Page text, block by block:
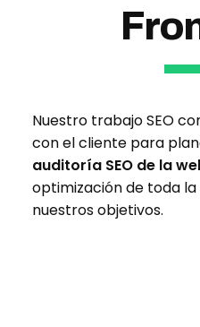
Nuestro trabajo SEO
con el cliente para
auditoría SEO de la
optimización de toda
nuestros objetivos.